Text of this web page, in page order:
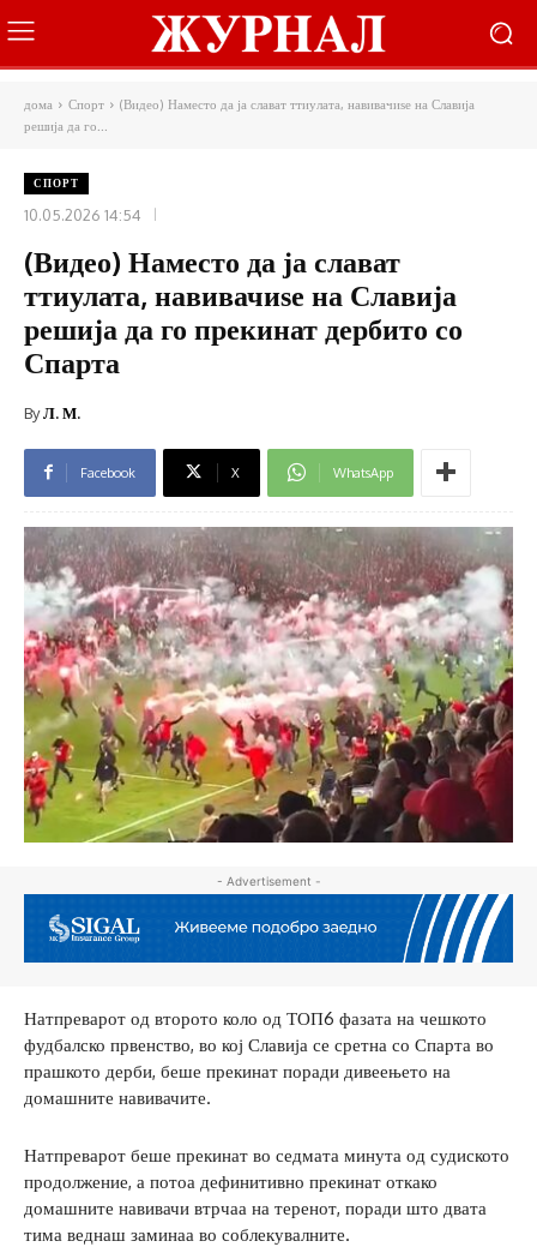
дома Спорт
(Видео) Наместо да ја слават ттиулата, навивачиѕе на Славија
решија да го...
СПОРТ
10.05.2026 14:54
(Видео) Наместо да ја слават
ттиулата, навивачиѕе на Славија
решија да го прекинат дербито со
Спарта
ByЛ. М.
Facebook X WhatsApp
- Advertisement -
Натпреварот од второто коло од ТОП6 фазата на чешкото
фудбалско првенство, во кој Славија се сретна со Спарта во
прашкото дерби, беше прекинат поради дивеењето на
домашните навивачите.
Натпреварот беше прекинат во седмата минута од судиското
продолжение, а потоа дефинитивно прекинат откако
домашните навивачи втрчаа на теренот, поради што двата
тима веднаш заминаа во соблекувалните.